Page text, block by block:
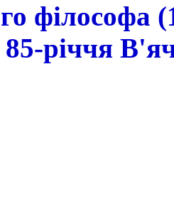
філософа
85-річчя